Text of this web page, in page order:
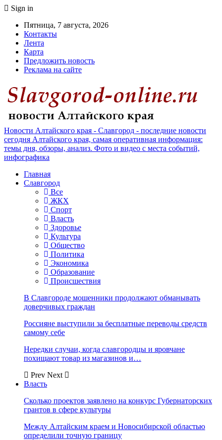
Sign in
Пятница, 7 августа, 2026
Контакты
Лента
Карта
Предложить новость
Реклама на сайте
Новости Алтайского края - Славгород - последние новости
сегодня Алтайского края, самая оперативная информация:
темы дня, обзоры, анализ. Фото и видео с места событий,
инфографика
Главная
Славгород
Все
ЖКХ
Спорт
Власть
Здоровье
Культура
Общество
Политика
Экономика
Образование
Происшествия
В Славгороде мошенники продолжают обманывать
доверчивых граждан
Россияне выступили за бесплатные переводы средств
самому себе
Нередки случаи, когда славгородцы и яровчане
похищают товар из магазинов и…
Prev Next
Власть
Сколько проектов заявлено на конкурс Губернаторских
грантов в сфере культуры
Между Алтайским краем и Новосибирской областью
определили точную границу